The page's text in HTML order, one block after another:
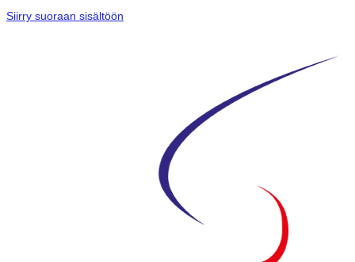
Siirry suoraan sisältöön